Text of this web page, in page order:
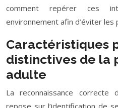
comment repérer ces
environnement afin d’éviter les
Caractéristiques
distinctives de la
adulte
La reconnaissance correcte
repose sur l’identification de